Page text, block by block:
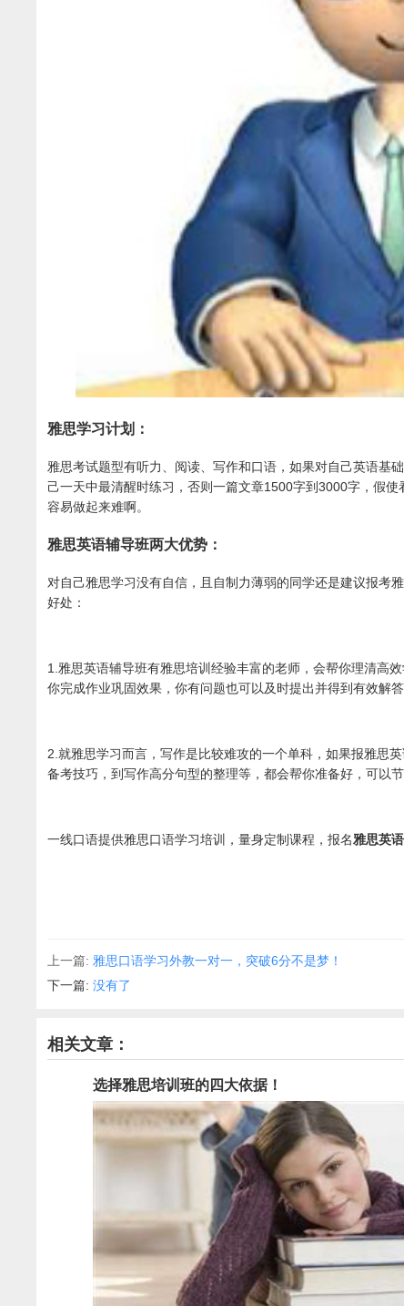
雅思学习计划：
雅思考试题型有听力、阅读、写作和口语，如果对自己英语基
己一天中最清醒时练习，否则一篇文章1500字到3000字，假
容易做起来难啊。
雅思英语辅导班两大优势：
对自己雅思学习没有自信，且自制力薄弱的同学还是建议报考
好处：
1.雅思英语辅导班有雅思培训经验丰富的老师，会帮你理清高
你完成作业巩固效果，你有问题也可以及时提出并得到有效解
2.就雅思学习而言，写作是比较难攻的一个单科，如果报雅思
备考技巧，到写作高分句型的整理等，都会帮你准备好，可以
一线口语提供雅思口语学习培训，量身定制课程，报名雅思英
上一篇: 雅思口语学习外教一对一，突破6分不是梦！
下一篇:没有了
相关文章：
选择雅思培训班的四大依据！